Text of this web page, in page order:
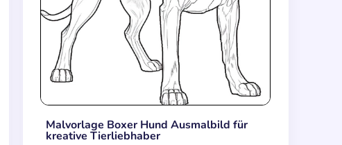
Malvorlage Boxer Hund Ausmalbild für
kreative Tierliebhaber